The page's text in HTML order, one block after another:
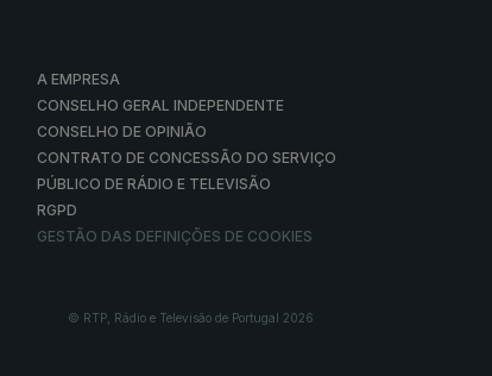
A EMPRESA
CONSELHO GERAL INDEPENDENTE
CONSELHO DE OPINIÃO
CONTRATO DE CONCESSÃO DO SERVIÇO
PÚBLICO DE RÁDIO E TELEVISÃO
RGPD
GESTÃO DAS DEFINIÇÕES DE COOKIES
© RTP, Rádio e Televisão de Portugal 2026